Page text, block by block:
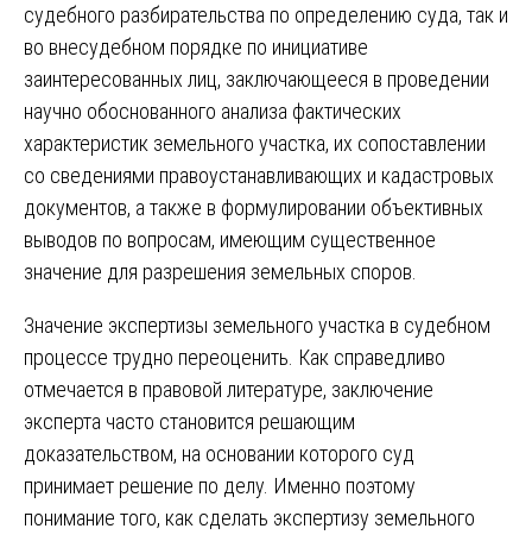
судебного разбирательства по определению суда, так и
во внесудебном порядке по инициативе
заинтересованных лиц, заключающееся в проведении
научно обоснованного анализа фактических
характеристик земельного участка, их сопоставлении
со сведениями правоустанавливающих и кадастровых
документов, а также в формулировании объективных
выводов по вопросам, имеющим существенное
значение для разрешения земельных споров.
Значение экспертизы земельного участка в судебном
процессе трудно переоценить. Как справедливо
отмечается в правовой литературе, заключение
эксперта часто становится решающим
доказательством, на основании которого суд
принимает решение по делу. Именно поэтому
понимание того, как сделать экспертизу земельного